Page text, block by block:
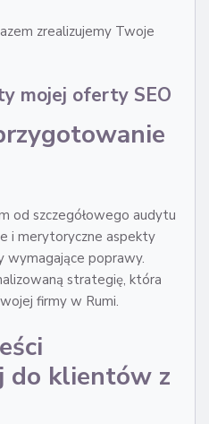
zrealizujemy Twoje
mojej oferty SEO
od szczegółowego audytu
i merytoryczne aspekty
wymagające poprawy.
strategię, która
firmy w Rumi.
do klientów z